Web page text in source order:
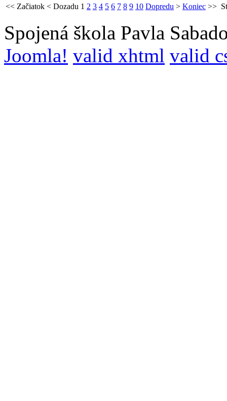
<< Začiatok < Dozadu 1 2 3 4 5 6 7 8 9 10 Dopredu > Koniec >>
Spojená škola Pavla
Joomla! valid xhtml valid